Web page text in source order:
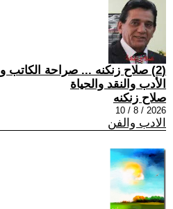
(2) صلاح زنكنه ... صراحة الكاتب
الأدب والنقد والحياة
صلاح زنكنه
2026 / 8 / 10
الادب والفن